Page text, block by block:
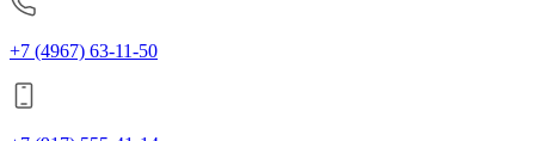
+7 (4967) 63-11-50